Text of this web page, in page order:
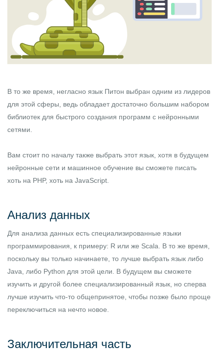
В то же время, негласно язык Питон выбран одним из лидеров
для этой сферы, ведь обладает достаточно большим набором
библиотек для быстрого создания программ с нейронными
сетями.
Вам стоит по началу также выбрать этот язык, хотя в будущем
нейронные сети и машинное обучение вы сможете писать
хоть на PHP, хоть на JavaScript.
Анализ данных
Для анализа данных есть специализированные языки
программирования, к примеру: R или же Scala. В то же время,
поскольку вы только начинаете, то лучше выбрать язык либо
Java, либо Python для этой цели. В будущем вы сможете
изучить и другой более специализированный язык, но сперва
лучше изучить что-то общепринятое, чтобы позже было проще
переключиться на нечто новое.
Заключительная часть